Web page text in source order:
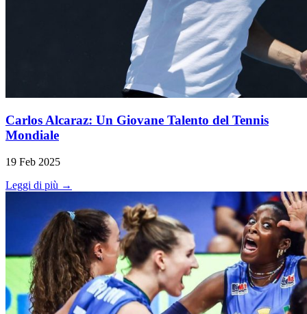
Carlos Alcaraz: Un Giovane Talento del Tennis
Mondiale
19 Feb 2025
Leggi di più →